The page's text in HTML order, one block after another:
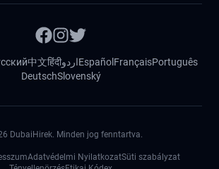
中文हिंदीاردوEspañol FrançaisPortuguês
DeutschSlovenský
DubaiHirek. Minden jog fenntartva.
Adatvédelmi NyilatkozatSüti szabályzat